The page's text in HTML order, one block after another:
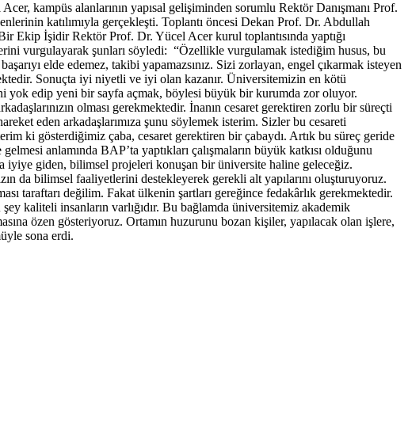
kampüs alanlarının yapısal gelişiminden sorumlu Rektör Danışmanı Prof.
katılımıyla gerçekleşti. Toplantı öncesi Dekan Prof. Dr. Abdullah
Ekip İşidir Rektör Prof. Dr. Yücel Acer kurul toplantısında yaptığı
vurgulayarak şunları söyledi: “Özellikle vurgulamak istediğim husus, bu
elde edemez, takibi yapamazsınız. Sizi zorlayan, engel çıkarmak isteyen
Sonuçta iyi niyetli ve iyi olan kazanır. Üniversitemizin en kötü
yok edip yeni bir sayfa açmak, böylesi büyük bir kurumda zor oluyor.
olması gerekmektedir. İnanın cesaret gerektiren zorlu bir süreçti
eden arkadaşlarımıza şunu söylemek isterim. Sizler bu cesareti
ki gösterdiğimiz çaba, cesaret gerektiren bir çabaydı. Artık bu süreç geride
anlamında BAP’ta yaptıkları çalışmaların büyük katkısı olduğunu
iyiye giden, bilimsel projeleri konuşan bir üniversite haline geleceğiz.
da bilimsel faaliyetlerini destekleyerek gerekli alt yapılarını oluşturuyoruz.
taraftarı değilim. Fakat ülkenin şartları gereğince fedakârlık gerekmektedir.
kaliteli insanların varlığıdır. Bu bağlamda üniversitemiz akademik
özen gösteriyoruz. Ortamın huzurunu bozan kişiler, yapılacak olan işlere,
sona erdi.